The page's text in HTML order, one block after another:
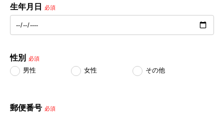
生年月日 必須
性別 必須
男性 女性 その他
郵便番号 必須